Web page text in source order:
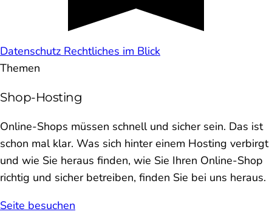
Datenschutz Rechtliches im Blick
Themen
Shop-Hosting
Online-Shops müssen schnell und sicher sein. Das ist
schon mal klar. Was sich hinter einem Hosting verbirgt
und wie Sie heraus finden, wie Sie Ihren Online-Shop
richtig und sicher betreiben, finden Sie bei uns heraus.
Seite besuchen